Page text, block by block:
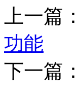
上一篇：
功能
下一篇：